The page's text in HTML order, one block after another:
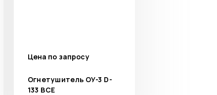
Цена по запросу
Огнетушитель ОУ-3 D-
133 ВСЕ